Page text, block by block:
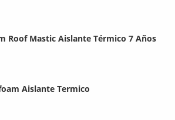
Roof Mastic Aislante Térmico 7 Años
Aislante Termico